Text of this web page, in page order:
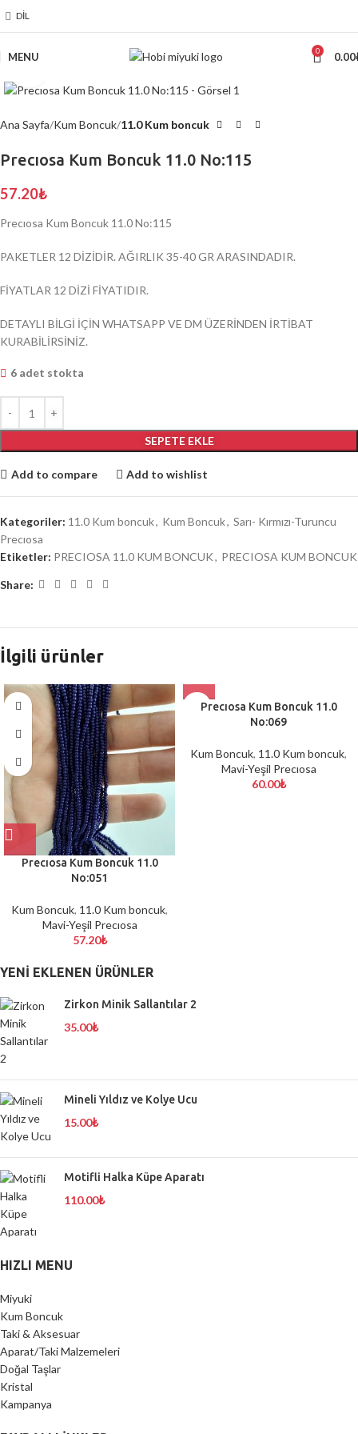
DIL
MENU 0 0.00
Ana Sayfa Kum Boncuk 11.0 Kum boncuk
Precıosa Kum Boncuk 11.0 No:115
57.20₺
Precıosa Kum Boncuk 11.0 No:115
PAKETLER 12 DİZİDİR. AĞIRLIK 35-40 GR ARASINDADIR.
FİYATLAR 12 DİZİ FİYATIDIR.
DETAYLI BİLGİ İÇİN WHATSAPP VE DM ÜZERİNDEN İRTİBAT
KURABİLİRSİNİZ.
6 adet stokta
SEPETE EKLE
Add to compare Add to wishlist
Kategoriler: 11.0 Kum boncuk, Kum Boncuk, Sarı- Kırmızı-Turuncu
Precıosa
Etiketler: PRECIOSA 11.0 KUM BONCUK, PRECIOSA KUM BONCUK
Share:
İlgili ürünler
Precıosa Kum Boncuk 11.0
No:051
Kum Boncuk, 11.0 Kum boncuk,
Mavi-Yeşil Precıosa
57.20₺
Precıosa Kum Boncuk 11.0
No:069
Kum Boncuk, 11.0 Kum boncuk,
Mavi-Yeşil Precıosa
60.00₺
YENI EKLENEN ÜRÜNLER
Zirkon Minik Sallantılar 2
35.00₺
Mineli Yıldız ve Kolye Ucu
15.00₺
Motifli Halka Küpe Aparatı
110.00₺
HIZLI MENU
Miyuki
Kum Boncuk
Taki & Aksesuar
Aparat/Taki Malzemeleri
Doğal Taşlar
Kristal
Kampanya